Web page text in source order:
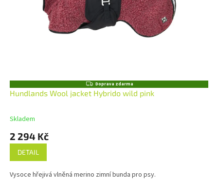
Z
D
A
Doprava zdarma
Hundlands Wool jacket Hybrido wild pink
Skladem
2 294 Kč
DETAIL
Vysoce hřejivá vlněná merino zimní bunda pro psy.